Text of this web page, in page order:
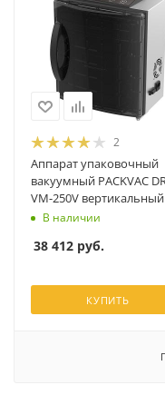
2
Аппарат упаковочный
вакуумный PACKVAC
VM-250V вертикальный
В наличии
38 412 руб.
КУПИТЬ